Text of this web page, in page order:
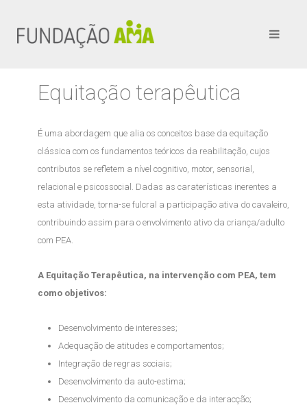
Equitação terapêutica
É uma abordagem que alia os conceitos base da equitação
clássica com os fundamentos teóricos da reabilitação, cujos
contributos se refletem a nível cognitivo, motor, sensorial,
relacional e psicossocial. Dadas as caraterísticas inerentes a
esta atividade, torna-se fulcral a participação ativa do cavaleiro,
contribuindo assim para o envolvimento ativo da criança/adulto
com PEA.
A Equitação Terapêutica, na intervenção com PEA, tem
como objetivos:
Desenvolvimento de interesses;
Adequação de atitudes e comportamentos;
Integração de regras sociais;
Desenvolvimento da auto-estima;
Desenvolvimento da comunicação e da interacção;